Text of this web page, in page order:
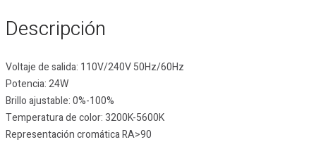
Descripción
Voltaje de salida: 110V/240V 50Hz/60Hz
Potencia: 24W
Brillo ajustable: 0%-100%
Temperatura de color: 3200K-5600K
Representación cromática RA>90